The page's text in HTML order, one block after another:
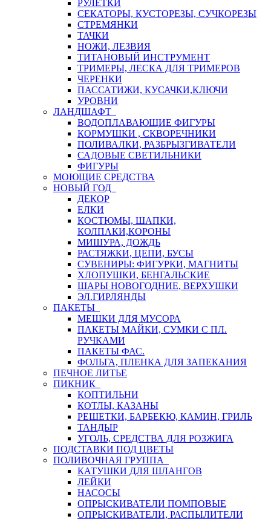
РУЛЕТКИ
СЕКАТОРЫ, КУСТОРЕЗЫ, СУЧКОРЕЗЫ
СТРЕМЯНКИ
ТАЧКИ
НОЖИ, ЛЕЗВИЯ
ТИТАНОВЫЙ ИНСТРУМЕНТ
ТРИМЕРЫ, ЛЕСКА ДЛЯ ТРИМЕРОВ
ЧЕРЕНКИ
ПАССАТИЖИ, КУСАЧКИ,КЛЮЧИ
УРОВНИ
ЛАНДШАФТ
ВОДОПЛАВАЮЩИЕ ФИГУРЫ
КОРМУШКИ , СКВОРЕЧНИКИ
ПОЛИВАЛКИ, РАЗБРЫЗГИВАТЕЛИ
САДОВЫЕ СВЕТИЛЬНИКИ
ФИГУРЫ
МОЮЩИЕ СРЕДСТВА
НОВЫЙ ГОД
ДЕКОР
ЕЛКИ
КОСТЮМЫ, ШАПКИ,
КОЛПАКИ,КОРОНЫ
МИШУРА, ДОЖДЬ
РАСТЯЖКИ, ЦЕПИ, БУСЫ
СУВЕНИРЫ: ФИГУРКИ, МАГНИТЫ
ХЛОПУШКИ, БЕНГАЛЬСКИЕ
ШАРЫ НОВОГОДНИЕ, ВЕРХУШКИ
ЭЛ.ГИРЛЯНДЫ
ПАКЕТЫ
МЕШКИ ДЛЯ МУСОРА
ПАКЕТЫ МАЙКИ, СУМКИ С ПЛ.
РУЧКАМИ
ПАКЕТЫ ФАС.
ФОЛЬГА, ПЛЕНКА ДЛЯ ЗАПЕКАНИЯ
ПЕЧНОЕ ЛИТЬЕ
ПИКНИК
КОПТИЛЬНИ
КОТЛЫ, КАЗАНЫ
РЕШЕТКИ, БАРБЕКЮ, КАМИН, ГРИЛЬ
ТАНДЫР
УГОЛЬ, СРЕДСТВА ДЛЯ РОЗЖИГА
ПОДСТАВКИ ПОД ЦВЕТЫ
ПОЛИВОЧНАЯ ГРУППА
КАТУШКИ ДЛЯ ШЛАНГОВ
ЛЕЙКИ
НАСОСЫ
ОПРЫСКИВАТЕЛИ ПОМПОВЫЕ
ОПРЫСКИВАТЕЛИ, РАСПЫЛИТЕЛИ